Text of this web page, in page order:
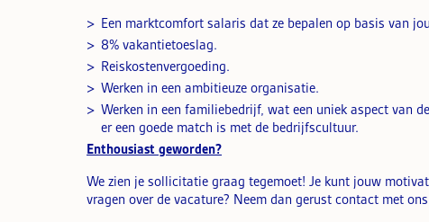
Een marktcomfort salaris dat ze bepalen op basis van
8% vakantietoeslag.
Reiskostenvergoeding.
Werken in een ambitieuze organisatie.
Werken in een familiebedrijf, wat een uniek aspect van
er een goede match is met de bedrijfscultuur.
Enthousiast geworden?
We zien je sollicitatie graag tegemoet! Je kunt jouw
vragen over de vacature? Neem dan gerust contact met